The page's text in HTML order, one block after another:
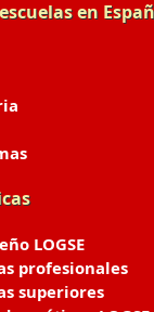
en
LOGSE
profesionales
superiores